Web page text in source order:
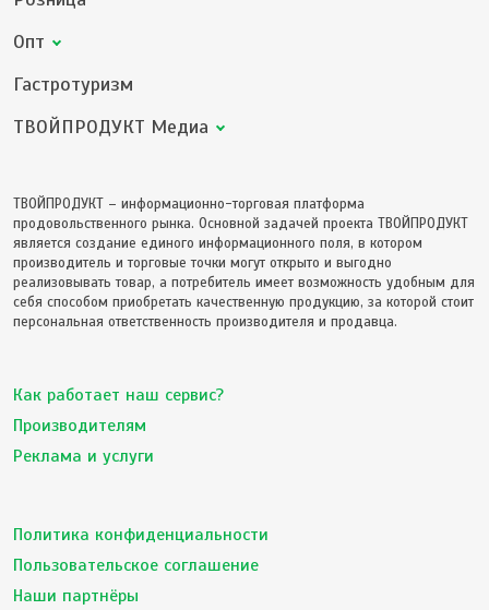
Опт
Гастротуризм
ТВОЙПРОДУКТ Медиа
ТВОЙПРОДУКТ – информационно-торговая платформа
продовольственного рынка. Основной задачей проекта ТВОЙПРОДУКТ
является создание единого информационного поля, в котором
производитель и торговые точки могут открыто и выгодно
реализовывать товар, а потребитель имеет возможность удобным для
себя способом приобретать качественную продукцию, за которой стоит
персональная ответственность производителя и продавца.
Как работает наш сервис?
Производителям
Реклама и услуги
Политика конфиденциальности
Пользовательское соглашение
Наши партнёры